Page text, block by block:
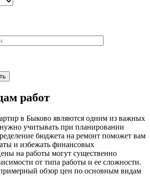
работ
в Быково являются одним из важных
учитывать при планировании
бюджета на ремонт поможет вам
и избежать финансовых
на работы могут существенно
от типа работы и ее сложности.
примерный обзор цен по основным видам